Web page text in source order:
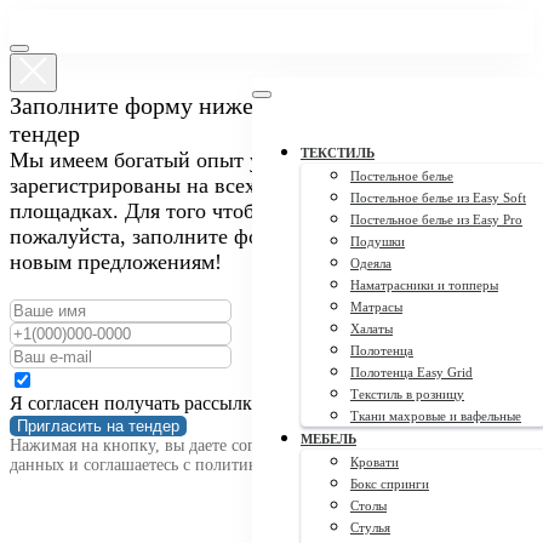
ТЕКСТИЛЬ
Постельное белье
Постельное белье из Easy Soft
Постельное белье из Easy Pro
Подушки
Одеяла
Наматрасники и топперы
Матрасы
Халаты
Полотенца
Полотенца Easy Grid
Текстиль в розницу
Ткани махровые и вафельные
МЕБЕЛЬ
Кровати
Бокс спринги
Столы
Стулья
Заполните форму ниже, чтобы пригласить нас на
тендер
Мы имеем богатый опыт участия в закупках и
зарегистрированы на всех крупных тендерных
площадках. Для того чтобы пригласить нас на тендер,
пожалуйста, заполните форму ниже. Мы открыты к
новым предложениям!
Я согласен получать рассылку
Пригласить на тендер
Нажимая на кнопку, вы даете согласие на обработку персональных
данных и соглашаетесь c политикой конфиденциальности